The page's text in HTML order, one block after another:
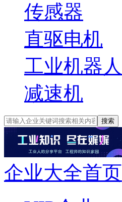
传感器
直驱电机
工业机器人
减速机
搜索
企业大全首页